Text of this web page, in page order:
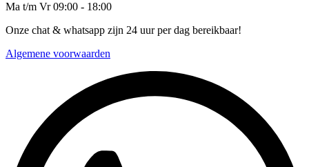
Ma t/m Vr 09:00 - 18:00
Onze chat & whatsapp zijn 24 uur per dag bereikbaar!
Algemene voorwaarden